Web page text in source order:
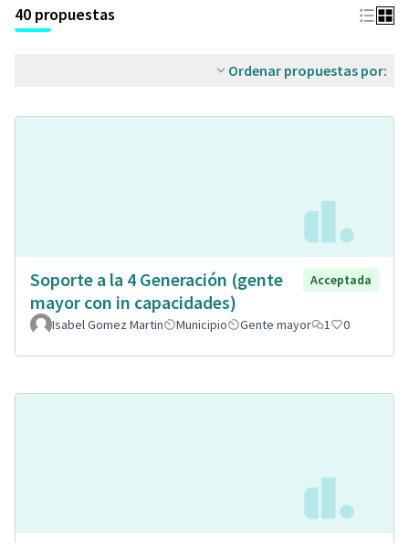
40 propuestas
Ordenar propuestas por:
Soporte a la 4 Generación (gente
mayor con in capacidades)
Acceptada
Isabel Gomez Martin Municipio Gente mayor 1 0